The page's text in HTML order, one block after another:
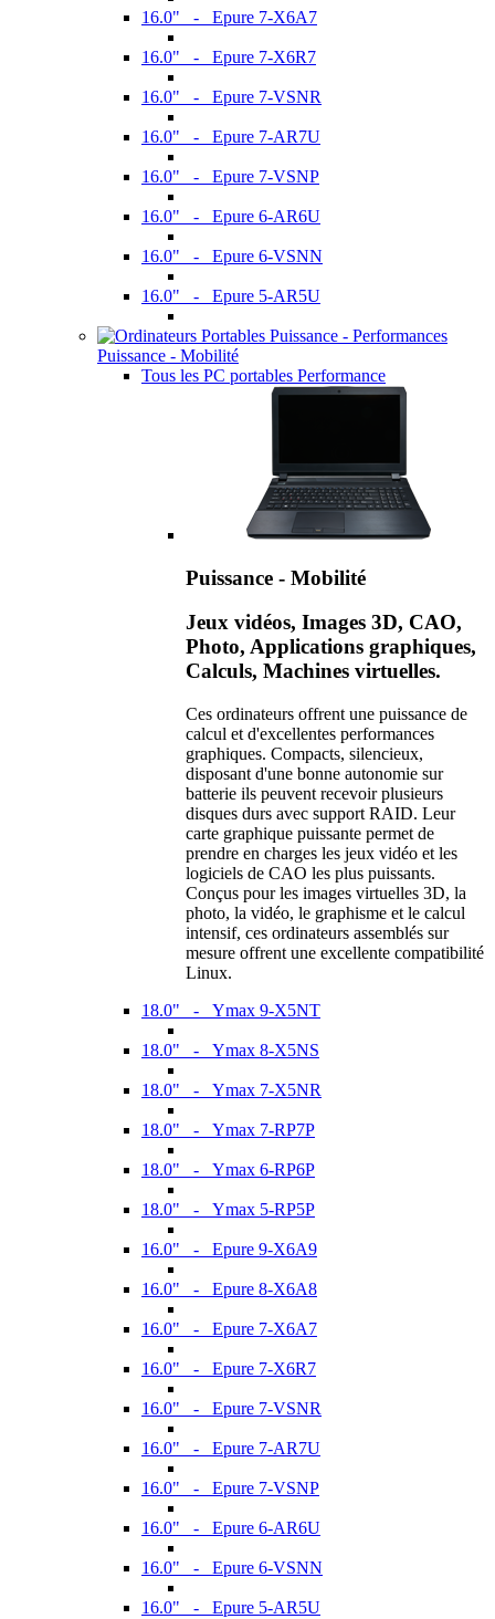
16.0" - Epure 7-X6A7
16.0" - Epure 7-X6R7
16.0" - Epure 7-VSNR
16.0" - Epure 7-AR7U
16.0" - Epure 7-VSNP
16.0" - Epure 6-AR6U
16.0" - Epure 6-VSNN
16.0" - Epure 5-AR5U
Puissance - Mobilité
Tous les PC portables Performance
Puissance - Mobilité
Jeux vidéos, Images 3D, CAO,
Photo, Applications graphiques,
Calculs, Machines virtuelles.
Ces ordinateurs offrent une puissance de
calcul et d'excellentes performances
graphiques. Compacts, silencieux,
disposant d'une bonne autonomie sur
batterie ils peuvent recevoir plusieurs
disques durs avec support RAID. Leur
carte graphique puissante permet de
prendre en charges les jeux vidéo et les
logiciels de CAO les plus puissants.
Conçus pour les images virtuelles 3D, la
photo, la vidéo, le graphisme et le calcul
intensif, ces ordinateurs assemblés sur
mesure offrent une excellente compatibilité
Linux.
18.0" - Ymax 9-X5NT
18.0" - Ymax 8-X5NS
18.0" - Ymax 7-X5NR
18.0" - Ymax 7-RP7P
18.0" - Ymax 6-RP6P
18.0" - Ymax 5-RP5P
16.0" - Epure 9-X6A9
16.0" - Epure 8-X6A8
16.0" - Epure 7-X6A7
16.0" - Epure 7-X6R7
16.0" - Epure 7-VSNR
16.0" - Epure 7-AR7U
16.0" - Epure 7-VSNP
16.0" - Epure 6-AR6U
16.0" - Epure 6-VSNN
16.0" - Epure 5-AR5U